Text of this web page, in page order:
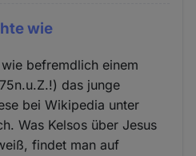
wie
befremdlich einem
das junge
bei Wikipedia unter
Was Kelsos über Jesus
findet man auf